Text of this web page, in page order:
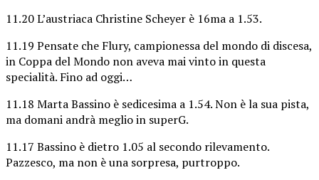
11.20 L’austriaca Christine Scheyer è 16ma a 1.53.
11.19 Pensate che Flury, campionessa del mondo di discesa,
in Coppa del Mondo non aveva mai vinto in questa
specialità. Fino ad oggi…
11.18 Marta Bassino è sedicesima a 1.54. Non è la sua pista,
ma domani andrà meglio in superG.
11.17 Bassino è dietro 1.05 al secondo rilevamento.
Pazzesco, ma non è una sorpresa, purtroppo.